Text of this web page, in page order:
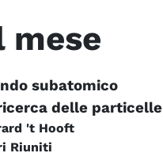
mese
subatomico
delle
't Hooft
Riuniti